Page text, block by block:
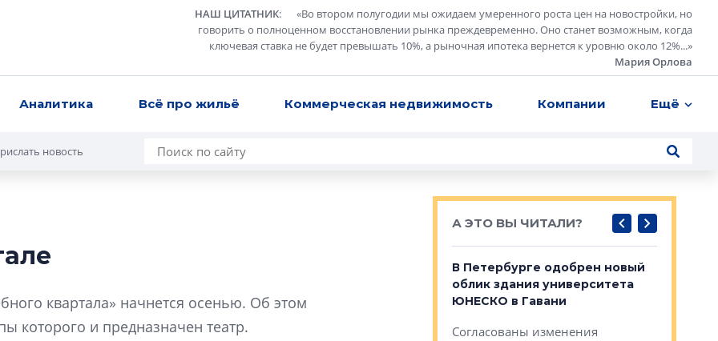
НАШ ЦИТАТНИК: «Во втором полугодии мы ожидаем умеренного роста цен на новостройки, но
говорить о полноценном восстановлении рынка преждевременно. Оно станет возможным, когда
ключевая ставка не будет превышать 10%, а рыночная ипотека вернется к уровню около 12%...»
Мария Орлова
Аналитика Всё про жильё Коммерческая недвижимость Компании Ещё
новость
квартала» начнется осенью. Об этом
которого и предназначен театр.
А ЭТО ВЫ ЧИТАЛИ?
эпохи фальш-панелей
В Петербурге одобрен новый
облик здания университета
ЮНЕСКО в Гавани
Согласованы изменения